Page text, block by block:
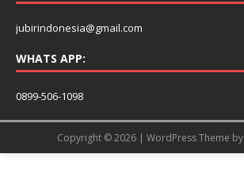
jubirindonesia@gmail.com
WHATS APP:
0899-506-1098
Copyright © 2026 | WordPress Theme by